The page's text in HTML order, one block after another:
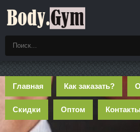
Главная Как заказать?
Скидки Оптом Контакты